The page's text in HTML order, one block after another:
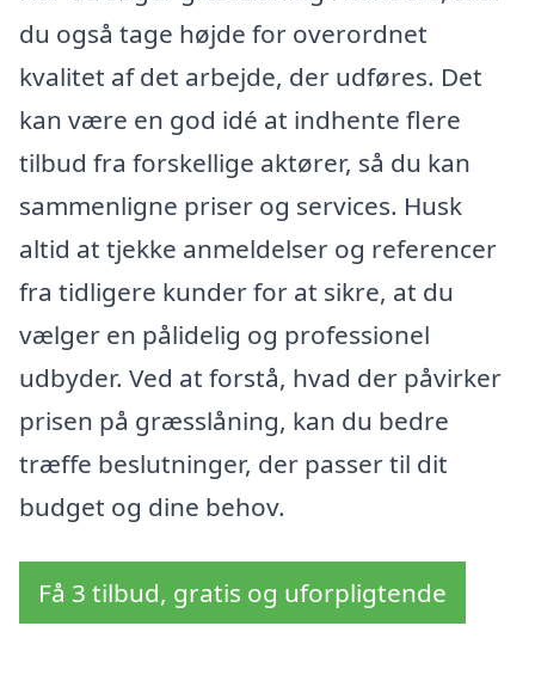
du også tage højde for overordnet
kvalitet af det arbejde, der udføres. Det
kan være en god idé at indhente flere
tilbud fra forskellige aktører, så du kan
sammenligne priser og services. Husk
altid at tjekke anmeldelser og referencer
fra tidligere kunder for at sikre, at du
vælger en pålidelig og professionel
udbyder. Ved at forstå, hvad der påvirker
prisen på græsslåning, kan du bedre
træffe beslutninger, der passer til dit
budget og dine behov.
Få 3 tilbud, gratis og uforpligtende